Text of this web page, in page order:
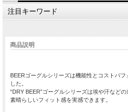
注目キーワード
商品説明
BEERゴーグルシリーズは機能性とコストパ
した。
“DRY BEER”ゴーグルシリーズは埃や汗など
素晴らしいフィット感を実感できます。